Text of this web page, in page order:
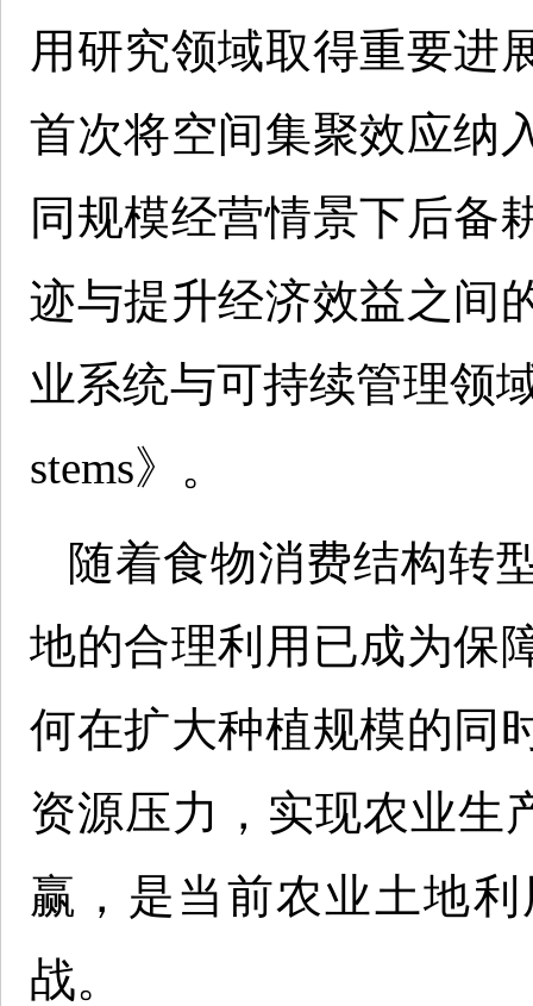
用研究领域取得重要进
首次将空间集聚效应纳
同规模经营情景下后备
迹与提升经济效益之间
业系统与可持续管理领
stems》。
随着食物消费结构转
地的合理利用已成为保
何在扩大种植规模的同
资源压力，实现农业生
赢，是当前农业土地
战。